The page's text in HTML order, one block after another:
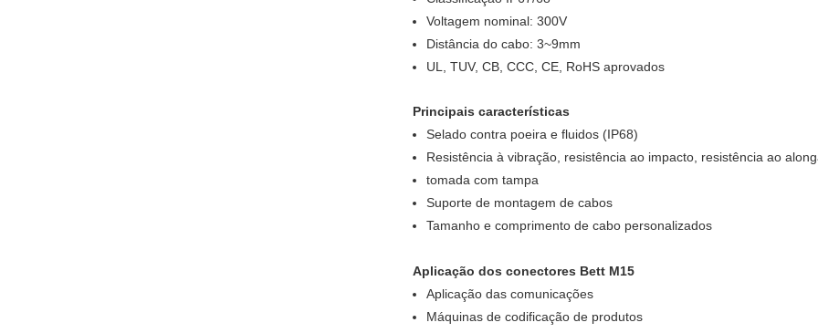
Voltagem nominal: 300V
Distância do cabo: 3~9mm
UL, TUV, CB, CCC, CE, RoHS aprovados
Principais características
Selado contra poeira e fluidos (IP68)
Resistência à vibração, resistência ao impacto, resistência ao
tomada com tampa
Suporte de montagem de cabos
Tamanho e comprimento de cabo personalizados
Aplicação dos conectores Bett M15
Aplicação das comunicações
Máquinas de codificação de produtos